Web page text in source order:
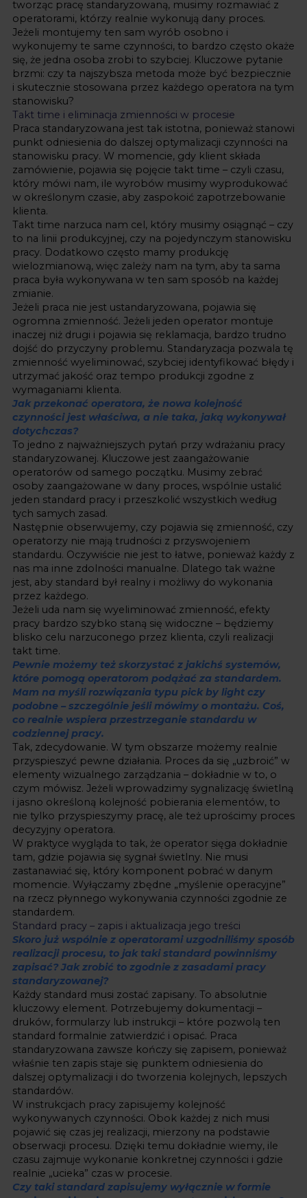
tworząc pracę standaryzowaną, musimy rozmawiać z
operatorami, którzy realnie wykonują dany proces.
Jeżeli montujemy ten sam wyrób osobno i
wykonujemy te same czynności, to bardzo często okaże
się, że jedna osoba zrobi to szybciej. Kluczowe pytanie
brzmi: czy ta najszybsza metoda może być bezpiecznie
i skutecznie stosowana przez każdego operatora na tym
stanowisku?
Takt time i eliminacja zmienności w procesie
Praca standaryzowana jest tak istotna, ponieważ stanowi
punkt odniesienia do dalszej optymalizacji czynności na
stanowisku pracy. W momencie, gdy klient składa
zamówienie, pojawia się pojęcie takt time – czyli czasu,
który mówi nam, ile wyrobów musimy wyprodukować
w określonym czasie, aby zaspokoić zapotrzebowanie
klienta.
Takt time narzuca nam cel, który musimy osiągnąć – czy
to na linii produkcyjnej, czy na pojedynczym stanowisku
pracy. Dodatkowo często mamy produkcję
wielozmianową, więc zależy nam na tym, aby ta sama
praca była wykonywana w ten sam sposób na każdej
zmianie.
Jeżeli praca nie jest ustandaryzowana, pojawia się
ogromna zmienność. Jeżeli jeden operator montuje
inaczej niż drugi i pojawia się reklamacja, bardzo trudno
dojść do przyczyny problemu. Standaryzacja pozwala tę
zmienność wyeliminować, szybciej identyfikować błędy i
utrzymać jakość oraz tempo produkcji zgodne z
wymaganiami klienta.
Jak przekonać operatora, że nowa kolejność
czynności jest właściwa, a nie taka, jaką wykonywał
dotychczas?
To jedno z najważniejszych pytań przy wdrażaniu pracy
standaryzowanej. Kluczowe jest zaangażowanie
operatorów od samego początku. Musimy zebrać
osoby zaangażowane w dany proces, wspólnie ustalić
jeden standard pracy i przeszkolić wszystkich według
tych samych zasad.
Następnie obserwujemy, czy pojawia się zmienność, czy
operatorzy nie mają trudności z przyswojeniem
standardu. Oczywiście nie jest to łatwe, ponieważ każdy z
nas ma inne zdolności manualne. Dlatego tak ważne
jest, aby standard był realny i możliwy do wykonania
przez każdego.
Jeżeli uda nam się wyeliminować zmienność, efekty
pracy bardzo szybko staną się widoczne – będziemy
blisko celu narzuconego przez klienta, czyli realizacji
takt time.
Pewnie możemy też skorzystać z jakichś systemów,
które pomogą operatorom podążać za standardem.
Mam na myśli rozwiązania typu pick by light czy
podobne – szczególnie jeśli mówimy o montażu. Coś,
co realnie wspiera przestrzeganie standardu w
codziennej pracy.
Tak, zdecydowanie. W tym obszarze możemy realnie
przyspieszyć pewne działania. Proces da się „uzbroić” w
elementy wizualnego zarządzania – dokładnie w to, o
czym mówisz. Jeżeli wprowadzimy sygnalizację świetlną
i jasno określoną kolejność pobierania elementów, to
nie tylko przyspieszymy pracę, ale też uprościmy proces
decyzyjny operatora.
W praktyce wygląda to tak, że operator sięga dokładnie
tam, gdzie pojawia się sygnał świetlny. Nie musi
zastanawiać się, który komponent pobrać w danym
momencie. Wyłączamy zbędne „myślenie operacyjne”
na rzecz płynnego wykonywania czynności zgodnie ze
standardem.
Standard pracy – zapis i aktualizacja jego treści
Skoro już wspólnie z operatorami uzgodniliśmy sposób
realizacji procesu, to jak taki standard powinniśmy
zapisać? Jak zrobić to zgodnie z zasadami pracy
standaryzowanej?
Każdy standard musi zostać zapisany. To absolutnie
kluczowy element. Potrzebujemy dokumentacji –
druków, formularzy lub instrukcji – które pozwolą ten
standard formalnie zatwierdzić i opisać. Praca
standaryzowana zawsze kończy się zapisem, ponieważ
właśnie ten zapis staje się punktem odniesienia do
dalszej optymalizacji i do tworzenia kolejnych, lepszych
standardów.
W instrukcjach pracy zapisujemy kolejność
wykonywanych czynności. Obok każdej z nich musi
pojawić się czas jej realizacji, mierzony na podstawie
obserwacji procesu. Dzięki temu dokładnie wiemy, ile
czasu zajmuje wykonanie konkretnej czynności i gdzie
realnie „ucieka” czas w procesie.
Czy taki standard zapisujemy wyłącznie w formie